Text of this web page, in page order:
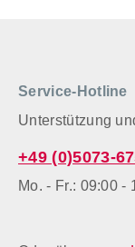
Service-Hotline
Unterstützung
+49 (0)5073-
Mo. - Fr.: 09:00 -